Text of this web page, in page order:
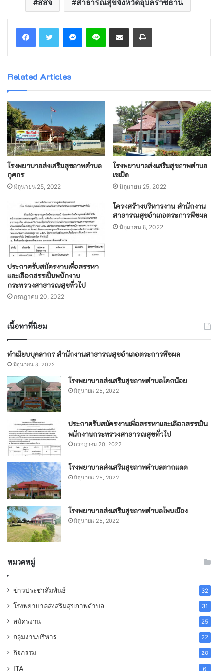
สสจ สาธารณสุขจังหวัดอุบลราชธานี
Messenger
Line Share via Email Print
Related Articles
โรงพยาบาลส่งเสริมสุขภาพตำบล
กุศกร
มิถุนายน 25, 2022
โรงพยาบาลส่งเสริมสุขภาพตำบล
เซเป็ด
มิถุนายน 25, 2022
ประกาศรับสมัครงานเพื่อสรรหา
และเลือกสรรเป็นพนักงาน
กระทรวงสาธารณสุขทั่วไป
กรกฎาคม 20, 2022
โครงสร้างบริหารงาน สำนักงาน
สาธารณสุขอำเภอตระการพืชผล
มิถุนายน 8, 2022
เนื้อหาที่นิยม
ทำเนียบบุคลากร สำนักงานสาธารณสุขอำเภอตระการพืชผล
มิถุนายน 8, 2022
โรงพยาบาลส่งเสริมสุขภาพตำบลโคกน้อย
มิถุนายน 25, 2022
ประกาศรับสมัครงานเพื่อสรรหาและเลือกสรรเป็น
พนักงานกระทรวงสาธารณสุขทั่วไป
กรกฎาคม 20, 2022
โรงพยาบาลส่งเสริมสุขภาพตำบลตากแดด
มิถุนายน 25, 2022
โรงพยาบาลส่งเสริมสุขภาพตำบลโพนเมือง
มิถุนายน 25, 2022
หมวดหมู่
ข่าวประชาสัมพันธ์ 32
โรงพยาบาลส่งสริมสุขภาพตำบล 31
สมัครงาน 25
กลุ่มงานบริหาร 22
กิจกรรม 20
ITA 6